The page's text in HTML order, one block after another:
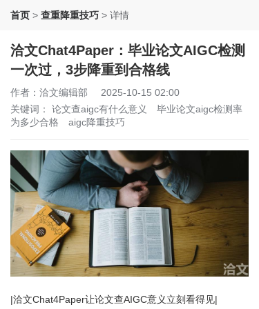
首页 > 查重降重技巧 > 详情
洽文Chat4Paper：毕业论文AIGC检测
一次过，3步降重到合格线
作者：洽文编辑部
2025-10-15 02:00
关键词： 论文查aigc有什么意义
毕业论文aigc检测率
为多少合格
aigc降重技巧
|洽文Chat4Paper让论文查AIGC意义立刻看得见|